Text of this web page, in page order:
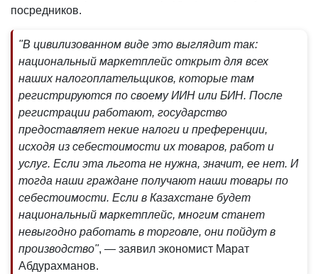
посредников.
"В цивилизованном виде это выглядит так:
национальный маркетплейс открыт для всех
наших налогоплательщиков, которые там
регистрируются по своему ИИН или БИН. После
регистрации работают, государство
предоставляет некие налоги и преференции,
исходя из себестоимости их товаров, работ и
услуг. Если эта льгота не нужна, значит, ее нет. И
тогда наши граждане получают наши товары по
себестоимости. Если в Казахстане будет
национальный маркетплейс, многим станет
невыгодно работать в торговле, они пойдут в
производство", — заявил экономист Марат
Абдурахманов.